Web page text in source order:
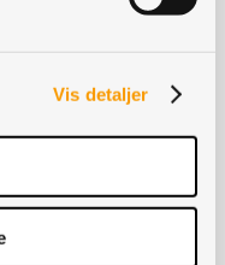
Vis detaljer
er målrettet mod at
øvrige fødevarer,
til, at
Per Mandrup